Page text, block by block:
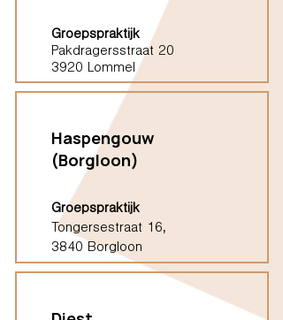
Groepspraktijk
Pakdragersstraat 20
3920 Lommel
Haspengouw
(Borgloon)
Groepspraktijk
Tongersestraat 16,
3840 Borgloon